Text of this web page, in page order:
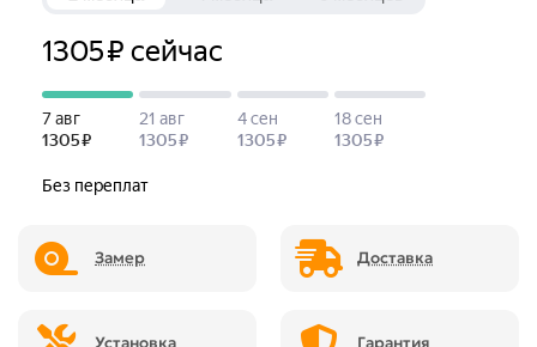
Замер Доставка
Установка Гарантия